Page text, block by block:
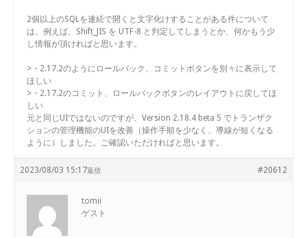
2個以上のSQLを連続で開くと文字化けすることがある件について
は、例えば、Shift_JIS を UTF-8 と判定してしまうとか、何かもう少
し情報が頂ければと思います。
>・2.17.2のようにロールバック、コミットボタンを別々に表示して
ほしい
>・2.17.2のコミット、ロールバックボタンのレイアウトに戻してほ
しい
元と同じUIではないのですが、Version 2.18.4 beta 5 でトランザク
ションの管理機能のUIを改善（操作手順を少なく、導線が短くなる
ように）しました。ご確認いただければと思います。
2023/08/03 15:17 #20612
返信
tomii
ゲスト